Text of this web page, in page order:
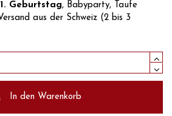
1. Geburtstag, Babyparty, Taufe
aus der Schweiz (2 bis 3
In den Warenkorb